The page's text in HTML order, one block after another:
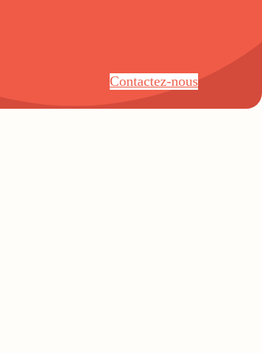
Contactez-nous